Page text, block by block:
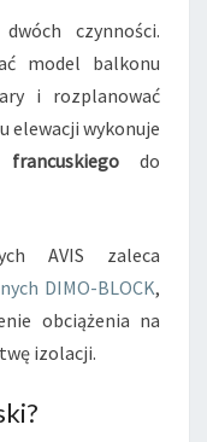
czynności.
model balkonu
i rozplanować
elewacji wykonuje
do
AVIS zaleca
DIMO-BLOCK,
obciążenia na
izolacji.